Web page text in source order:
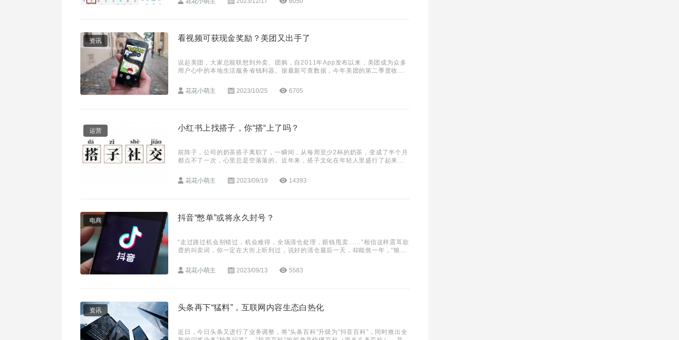
资讯 看视频可获现金奖励？美团又出手了
说起美团，大家总能联想到外卖、团购，自2011年App发布以来，美团成为众多
用户心中的本地生活服务省钱利器。据最新可查数据，今年美团的第二季度收入
花花小萌主
2023/10/25 6705
运营 小红书上找搭子，你“搭“上了吗？
前阵子，公司的奶茶搭子离职了，一瞬间，从每周至少2杯的奶茶，变成了半个月
都点不了一次，心里总是空落落的。近年来，搭子文化在年轻人里盛行了起来，
花花小萌主
2023/09/19 14393
电商 抖音“憋单”或将永久封号？
“走过路过机会别错过，机会难得，全场清仓处理，赔钱甩卖……”相信这样震耳欲
聋的叫卖词，你一定在大街上听到过，说好的清仓最后一天，却能熬一年，“狼来
花花小萌主
2023/09/13 5583
资讯 头条再下“猛料”，互联网内容生态白热化
近日，今日头条又进行了业务调整，将“头条百科”升级为“抖音百科”，同时推出全